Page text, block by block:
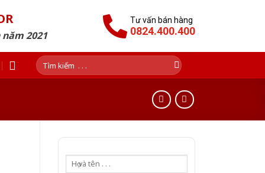
2021
Tư vấn bán hàng
0824.400.400
Tìm
kiếm: